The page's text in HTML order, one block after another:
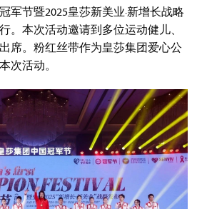
军节暨2025皇莎新美业·新增长战略
。本次活动邀请到多位运动健儿、
席。粉红丝带作为皇莎集团爱心公
次活动。